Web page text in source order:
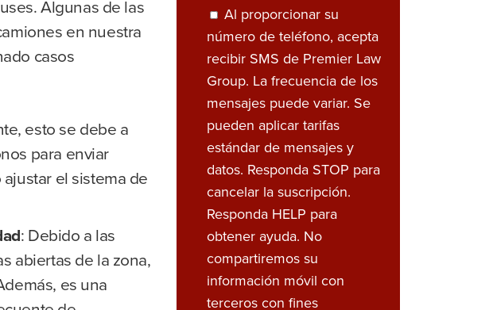
Algunas de las
en nuestra
casos
esto se debe a
para enviar
el sistema de
:Debido a las
abiertas de la zona,
es una
Al proporcionar su
número de teléfono, acepta
recibir SMS de Premier Law
Group. La frecuencia de los
mensajes puede variar. Se
pueden aplicar tarifas
estándar de mensajes y
datos. Responda STOP para
cancelar la suscripción.
Responda HELP para
obtener ayuda. No
compartiremos su
información móvil con
terceros con fines